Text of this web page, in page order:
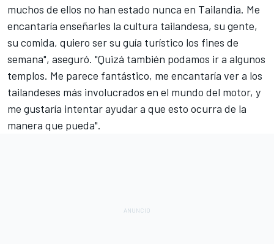
muchos de ellos no han estado nunca en Tailandia. Me
encantaría enseñarles la cultura tailandesa, su gente,
su comida, quiero ser su guía turístico los fines de
semana", aseguró. "Quizá también podamos ir a algunos
templos. Me parece fantástico, me encantaría ver a los
tailandeses más involucrados en el mundo del motor, y
me gustaría intentar ayudar a que esto ocurra de la
manera que pueda".